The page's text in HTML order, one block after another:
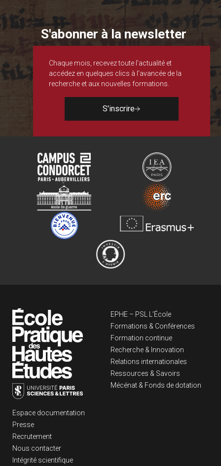
S'abonner à la newsletter
Chaque mois, recevez toute l'actualité et
accédez en quelques clics à l'avancée de la
recherche et aux nouvelles formations.
S'inscrire
Navigation
EPHE – PSL L’École
Formations & Conférences
Formation continue
Recherche & Innovation
Relations internationales
Ressources & Savoirs
Mécénat & Fonds de dotation
Liens footer
Espace documentation
Presse
Recrutement
Nous contacter
Intégrité scientifique